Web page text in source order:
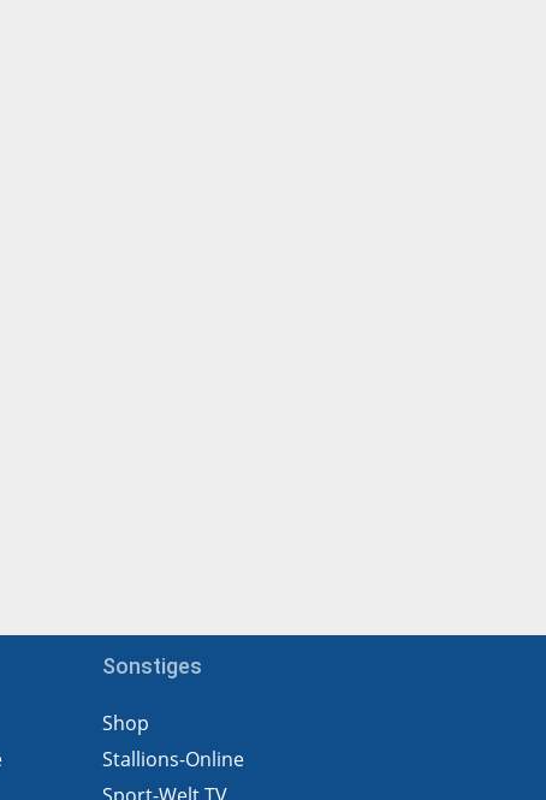
Sonstiges
Shop
Stallions-Online